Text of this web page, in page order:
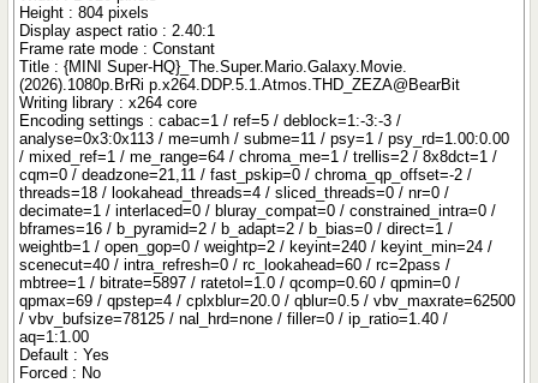
Height : 804 pixels
Display aspect ratio : 2.40:1
Frame rate mode : Constant
Title : {MINI Super-HQ}_The.Super.Mario.Galaxy.Movie.
(2026).1080p.BrRi p.x264.DDP.5.1.Atmos.THD_ZEZA@BearBit
Writing library : x264 core
Encoding settings : cabac=1 / ref=5 / deblock=1:-3:-3 /
analyse=0x3:0x113 / me=umh / subme=11 / psy=1 / psy_rd=1.00:0.00
/ mixed_ref=1 / me_range=64 / chroma_me=1 / trellis=2 / 8x8dct=1 /
cqm=0 / deadzone=21,11 / fast_pskip=0 / chroma_qp_offset=-2 /
threads=18 / lookahead_threads=4 / sliced_threads=0 / nr=0 /
decimate=1 / interlaced=0 / bluray_compat=0 / constrained_intra=0 /
bframes=16 / b_pyramid=2 / b_adapt=2 / b_bias=0 / direct=1 /
weightb=1 / open_gop=0 / weightp=2 / keyint=240 / keyint_min=24 /
scenecut=40 / intra_refresh=0 / rc_lookahead=60 / rc=2pass /
mbtree=1 / bitrate=5897 / ratetol=1.0 / qcomp=0.60 / qpmin=0 /
qpmax=69 / qpstep=4 / cplxblur=20.0 / qblur=0.5 / vbv_maxrate=62500
/ vbv_bufsize=78125 / nal_hrd=none / filler=0 / ip_ratio=1.40 /
aq=1:1.00
Default : Yes
Forced : No